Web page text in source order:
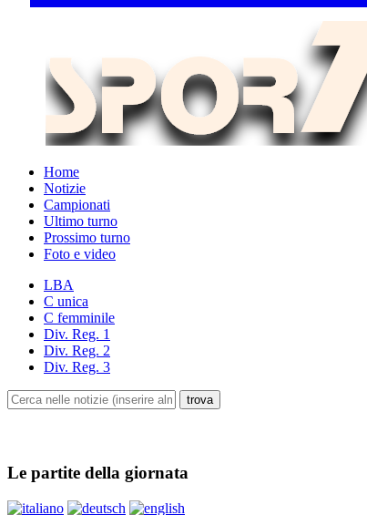
Home
Notizie
Campionati
Ultimo turno
Prossimo turno
Foto e video
LBA
C unica
C femminile
Div. Reg. 1
Div. Reg. 2
Div. Reg. 3
Le partite della giornata